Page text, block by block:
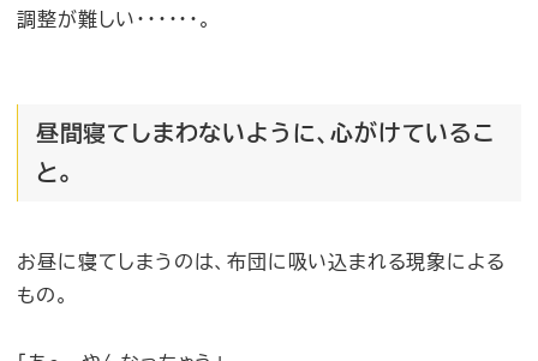
調整が難しい・・・・・・。
昼間寝てしまわないように、心がけているこ
と。
お昼に寝てしまうのは、布団に吸い込まれる現象による
もの。